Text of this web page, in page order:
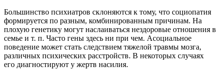
Большинство психиатров склоняются к тому, что социопатия
формируется по разным, комбинированным причинам. На
плохую генетику могут наслаиваться нездоровые отношения в
семье и т. п. Часто гены здесь ни при чем. Асоциальное
поведение может стать следствием тяжелой травмы мозга,
различных психических расстройств. В некоторых случаях
его диагностируют у жертв насилия.